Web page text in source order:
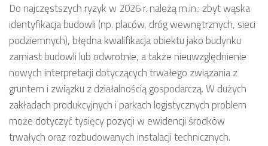
Do najczęstszych ryzyk w 2026 r. należą m.in.: zbyt wąska
identyfikacja budowli (np. placów, dróg wewnętrznych, sieci
podziemnych), błędna kwalifikacja obiektu jako budynku
zamiast budowli lub odwrotnie, a także nieuwzględnienie
nowych interpretacji dotyczących trwałego związania z
gruntem i związku z działalnością gospodarczą. W dużych
zakładach produkcyjnych i parkach logistycznych problem
może dotyczyć tysięcy pozycji w ewidencji środków
trwałych oraz rozbudowanych instalacji technicznych.